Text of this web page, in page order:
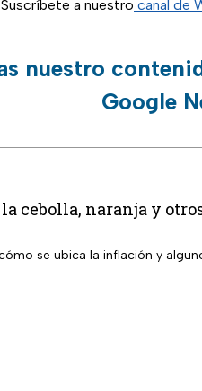
a nuestro canal de
nuestro
Google
la cebolla, naranja y
se ubica la inflación y